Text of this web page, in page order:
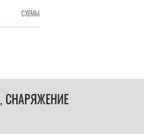
СХЕМЫ
СНАРЯЖЕНИЕ